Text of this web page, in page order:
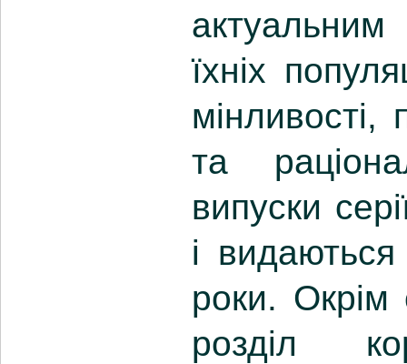
актуальним
їхніх
мінливості,
та
випуски
і
роки. Окрім
розділ